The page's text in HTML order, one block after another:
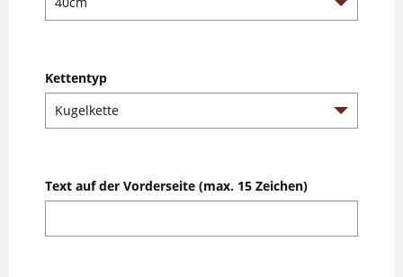
Kettentyp
Text auf der Vorderseite (max. 15 Zeichen)